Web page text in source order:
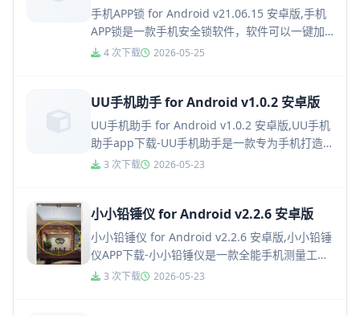
手机APP锁 for Android v21.06.15 安卓版,手机
APP锁是一款手机安全锁软件，软件可以一键加
密手机应用，可以帮助手机隐私不被泄露，使...
4 次下载 2026-05-25
UU手机助手 for Android v1.0.2 安卓版
UU手机助手 for Android v1.0.2 安卓版,UU手机
助手app下载-UU手机助手是一款专为手机打造
的管理app，UU手机助手软件不仅可以对...
3 次下载 2026-05-23
小小铅锤仪 for Android v2.2.6 安卓版
小小铅锤仪 for Android v2.2.6 安卓版,小小铅锤
仪APP下载-小小铅锤仪是一款全能手机测量工具
软件，小小铅锤仪不仅可以测量物体长度和角
3 次下载 2026-05-23